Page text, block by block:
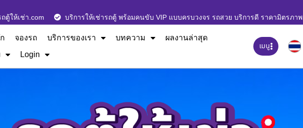
ถตู้ให้เช่า.com บริการให้เช่ารถตู้ พร้อมคนขับ VIP แบบครบวงจร รถสวย บริการดี ราคามิตรภาพ
จองรถ บริการของเรา บทความ
ผลงานล่าสุด
Login
เมนู